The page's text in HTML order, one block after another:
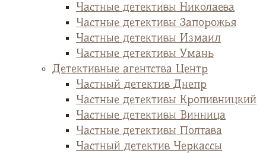
Частные детективы Николаева
Частные детективы Запорожья
Частные детективы Измаил
Частные детективы Умань
Детективные агентства Центр
Частный детектив Днепр
Частные детективы Кропивницкий
Частные детективы Винница
Частные детективы Полтава
Частный детектив Черкассы